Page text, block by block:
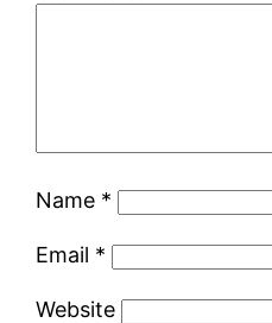
Name *
Email *
Website